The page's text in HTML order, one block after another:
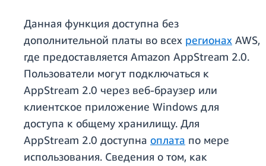
Данная функция доступна без
дополнительной платы во всех регионах AWS,
где предоставляется Amazon AppStream 2.0.
Пользователи могут подключаться к
AppStream 2.0 через веб-браузер или
клиентское приложение Windows для
доступа к общему хранилищу. Для
AppStream 2.0 доступна оплата по мере
использования. Сведения о том, как